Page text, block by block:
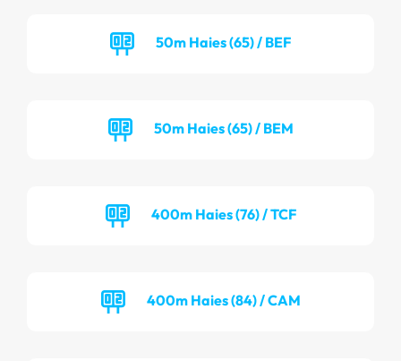
50m Haies (65) / BEF
50m Haies (65) / BEM
400m Haies (76) / TCF
400m Haies (84) / CAM